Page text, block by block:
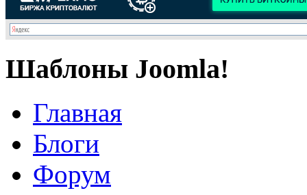
Шаблоны Joomla!
Главная
Блоги
Форум